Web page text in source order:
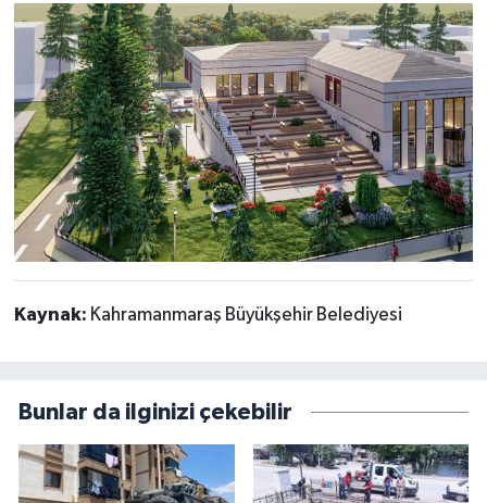
Kaynak: Kahramanmaraş Büyükşehir Belediyesi
Bunlar da ilginizi çekebilir